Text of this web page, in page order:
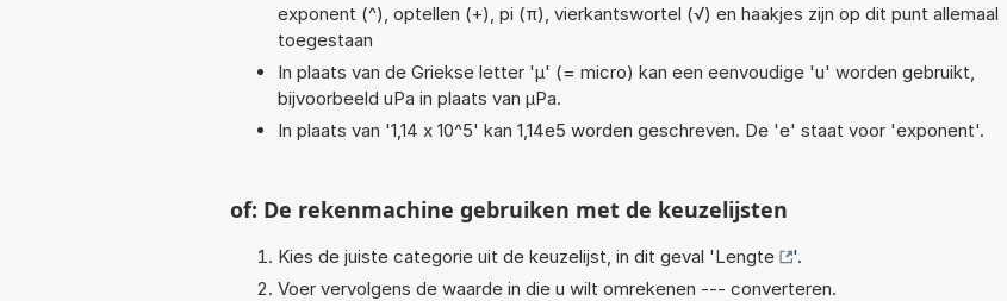
exponent (^), optellen (+), pi (π), vierkantswortel (√) en haakjes zijn op dit punt allemaal
toegestaan
In plaats van de Griekse letter 'µ' (= micro) kan een eenvoudige 'u' worden gebruikt,
bijvoorbeeld uPa in plaats van µPa.
In plaats van '1,14 x 10^5' kan 1,14e5 worden geschreven. De 'e' staat voor 'exponent'.
of: De rekenmachine gebruiken met de keuzelijsten
Kies de juiste categorie uit de keuzelijst, in dit geval 'Lengte
'.
Voer vervolgens de waarde in die u wilt omrekenen --- converteren.